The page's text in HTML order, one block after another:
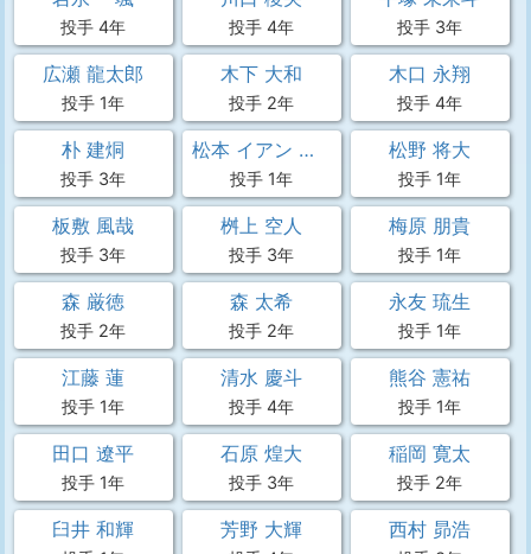
投手 4年 投手 4年 投手 3年
広瀬 龍太郎
投手 1年
木下 大和
投手 2年
木口 永翔
投手 4年
朴 建烔
投手 3年
松本 イアン 元輝
投手 1年
松野 将大
投手 1年
板敷 風哉
投手 3年
桝上 空人
投手 3年
梅原 朋貴
投手 1年
森 厳徳
投手 2年
森 太希
投手 2年
永友 琉生
投手 1年
江藤 蓮
投手 1年
清水 慶斗
投手 4年
熊谷 憲祐
投手 1年
田口 遼平
投手 1年
石原 煌大
投手 3年
稲岡 寛太
投手 2年
臼井 和輝 芳野 大輝 西村 昴浩